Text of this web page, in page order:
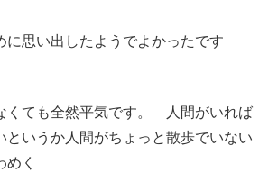
に思い出したようでよかったです
くても全然平気です。 人間がいれば
というか人間がちょっと散歩でいない
めく